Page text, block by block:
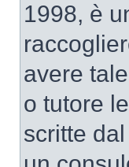
1998, è
avere
o tutore
scritte